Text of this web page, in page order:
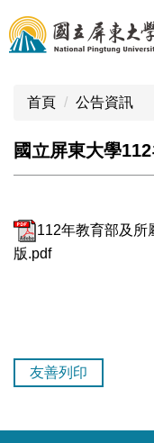
跳
到
主
區
首頁 公告資訊
國立屏東大學
112年教育部及所
版.pdf
友善列印